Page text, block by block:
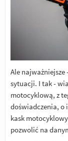
Ale najważniejsze
sytuacji. I tak -
motocyklową, z
doświadczenia, o
kask
pozwolić na